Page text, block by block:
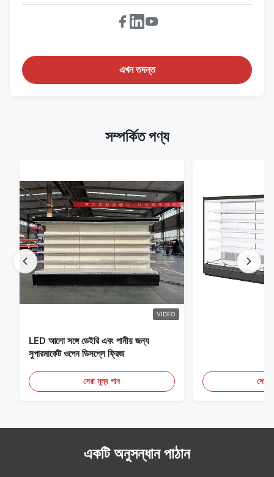
এখন তদন্ত
সম্পর্কিত পণ্য
VIDEO
LED আলো সঙ্গে ডেইরি এবং পানীয় জন্য
সুপারমার্কেট ওপেন ডিসপ্লে ফ্রিজ
সেরা মূল্য পান সেরা
একটি অনুসন্ধান পাঠান